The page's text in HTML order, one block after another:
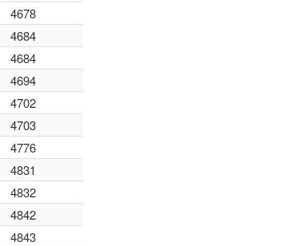
4678
4684
4684
4694
4702
4703
4776
4831
4832
4842
4843